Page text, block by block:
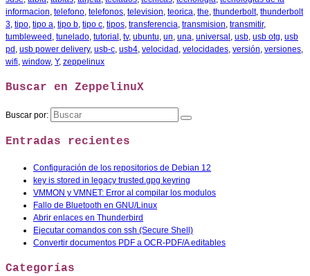
informacion, telefono, telefonos, television, teorica, the, thunderbolt, thunderbolt
3, tipo, tipo a, tipo b, tipo c, tipos, transferencia, transmision, transmitir,
tumbleweed , tunelado, tutorial , tv, ubuntu, un, una, universal , usb, usb otg, usb
pd , usb power delivery, usb-c, usb4, velocidad , velocidades, versión, versiones,
wifi, window, Y, zeppelinux
Buscar en ZeppelinuX
Buscar por:
Entradas recientes
Configuración de los repositorios de Debian 12
key is stored in legacy trusted.gpg keyring
VMMON y VMNET: Error al compilar los modulos
Fallo de Bluetooth en GNU/Linux
Abrir enlaces en Thunderbird
Ejecutar comandos con ssh (Secure Shell)
Convertir documentos PDF a OCR-PDF/A editables
Categorías